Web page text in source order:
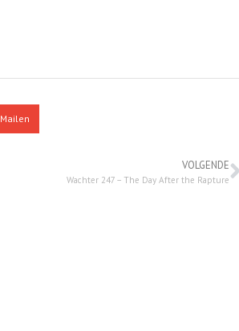
Mailen
VOLGENDE
Wachter 247 – The Day After the Rapture